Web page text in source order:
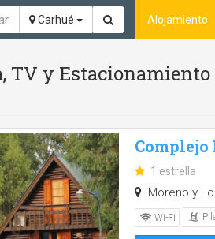
Carhué Alojamiento
y Estacionamiento
1 estrella
Moreno y
Wi-Fi